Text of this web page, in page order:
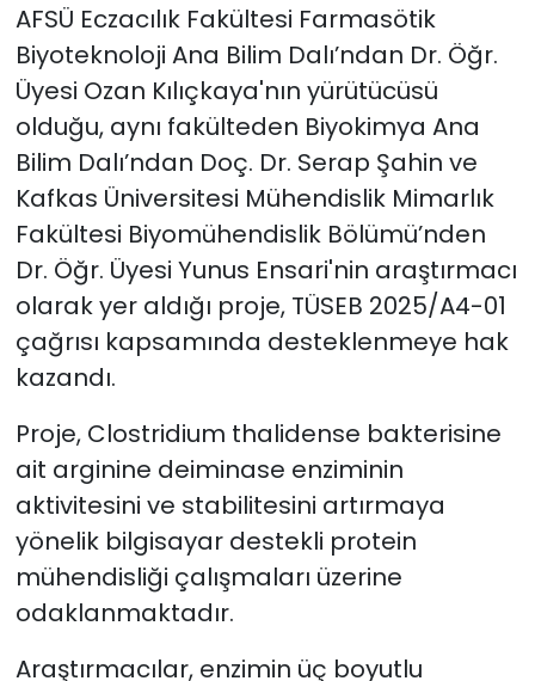
AFSÜ Eczacılık Fakültesi Farmasötik
Biyoteknoloji Ana Bilim Dalı’ndan Dr. Öğr.
Üyesi Ozan Kılıçkaya'nın yürütücüsü
olduğu, aynı fakülteden Biyokimya Ana
Bilim Dalı’ndan Doç. Dr. Serap Şahin ve
Kafkas Üniversitesi Mühendislik Mimarlık
Fakültesi Biyomühendislik Bölümü’nden
Dr. Öğr. Üyesi Yunus Ensari'nin araştırmacı
olarak yer aldığı proje, TÜSEB 2025/A4-01
çağrısı kapsamında desteklenmeye hak
kazandı.
Proje, Clostridium thalidense bakterisine
ait arginine deiminase enziminin
aktivitesini ve stabilitesini artırmaya
yönelik bilgisayar destekli protein
mühendisliği çalışmaları üzerine
odaklanmaktadır.
Araştırmacılar, enzimin üç boyutlu